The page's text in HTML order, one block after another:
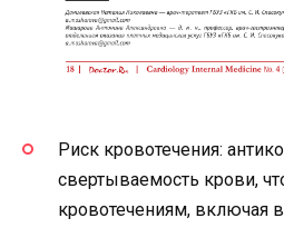
Риск кровотечения:
свертываемость крови,
кровотечениям, включая